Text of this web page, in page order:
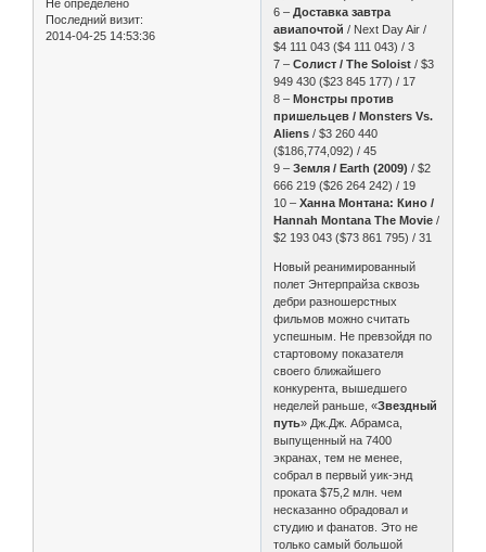
Не определено
Последний визит:
2014-04-25 14:53:36
6 –Доставка завтра
авиапочтой / Next Day Air /
$4 111 043 ($4 111 043) / 3
7 –Солист / The Soloist / $3
949 430 ($23 845 177) / 17
8 –Монстры против
пришельцев / Monsters Vs.
Aliens/ $3 260 440
($186,774,092) / 45
9 –Земля / Earth (2009) / $2
666 219 ($26 264 242) / 19
10 –Ханна Монтана: Кино /
Hannah Montana The Movie /
$2 193 043 ($73 861 795) / 31
Новый реанимированный
полет Энтерпрайза сквозь
дебри разношерстных
фильмов можно считать
успешным. Не превзойдя по
стартовому показателя
своего ближайшего
конкурента, вышедшего
неделей раньше, «Звездный
путь» Дж.Дж. Абрамса,
выпущенный на 7400
экранах, тем не менее,
собрал в первый уик-энд
проката $75,2 млн. чем
несказанно обрадовал и
студию и фанатов. Это не
только самый большой